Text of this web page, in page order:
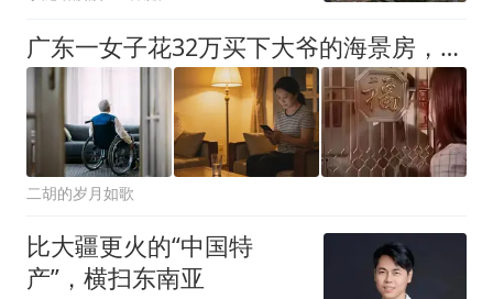
广东一女子花32万买下大爷的海景房，重新装修后就走了， 两年后回来一看，新房子竟被大爷占了回去，大爷还说：就不给你，能把我咋滴
二胡的岁月如歌
比大疆更火的“中国特
产”，横扫东南亚